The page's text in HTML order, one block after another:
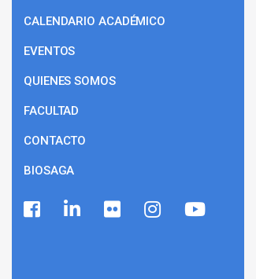
CALENDARIO ACADÉMICO
EVENTOS
QUIENES SOMOS
FACULTAD
CONTACTO
BIOSAGA